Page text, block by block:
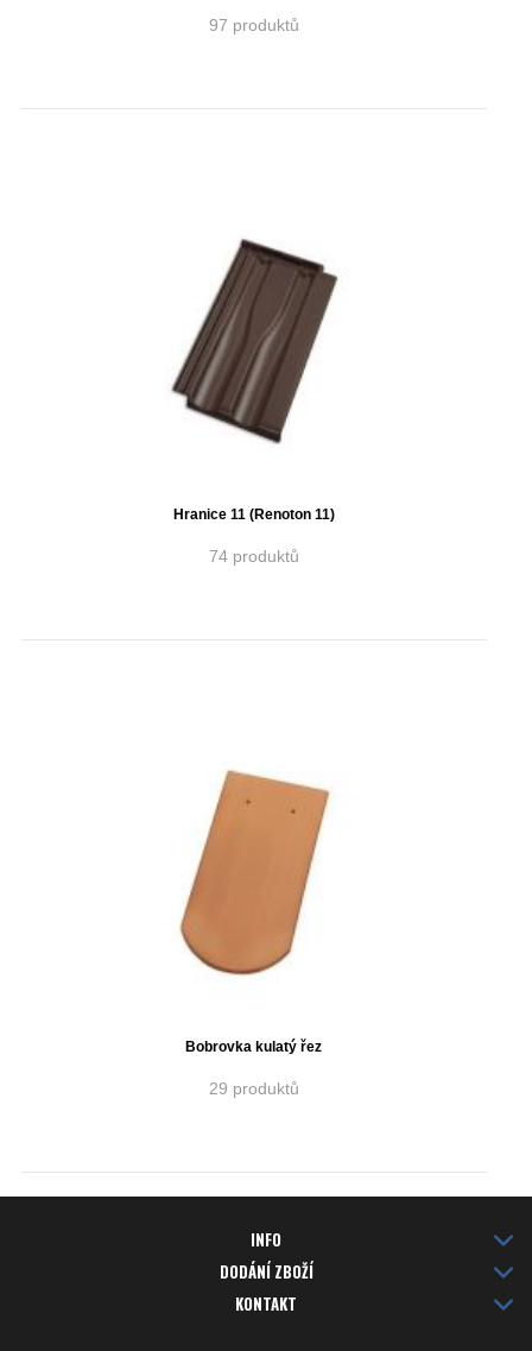
97 produktů
Hranice 11 (Renoton 11)
74 produktů
Bobrovka kulatý řez
29 produktů
INFO
DODÁNÍ ZBOŽÍ
KONTAKT